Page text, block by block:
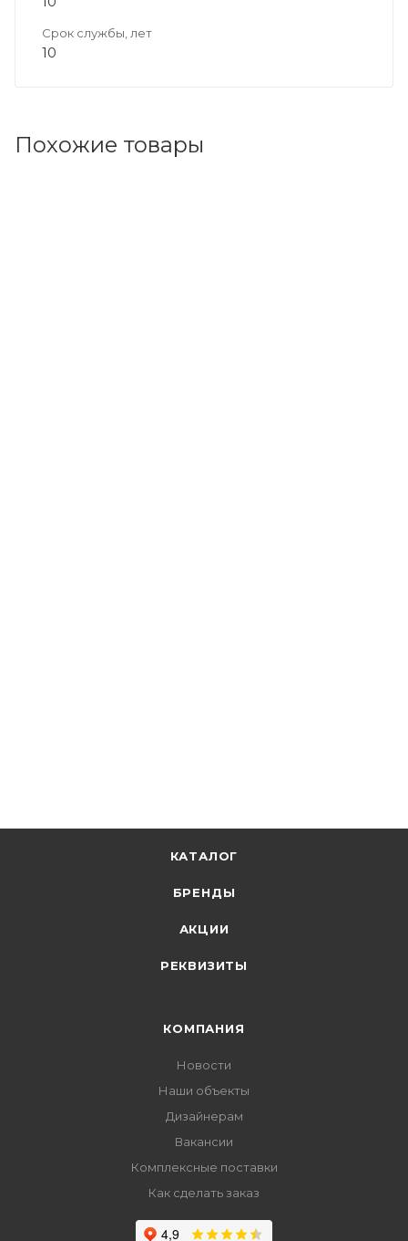
Срок службы, лет
10
Похожие товары
КАТАЛОГ
БРЕНДЫ
АКЦИИ
РЕКВИЗИТЫ
КОМПАНИЯ
Новости
Наши объекты
Дизайнерам
Вакансии
Комплексные поставки
Как сделать заказ